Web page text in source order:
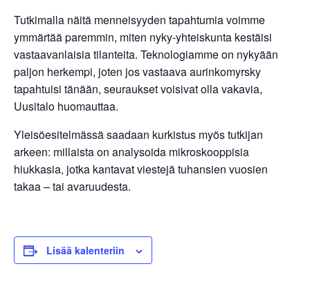
Tutkimalla näitä menneisyyden tapahtumia voimme
ymmärtää paremmin, miten nyky-yhteiskunta kestäisi
vastaavanlaisia tilanteita. Teknologiamme on nykyään
paljon herkempi, joten jos vastaava aurinkomyrsky
tapahtuisi tänään, seuraukset voisivat olla vakavia,
Uusitalo huomauttaa.
Yleisöesitelmässä saadaan kurkistus myös tutkijan
arkeen: millaista on analysoida mikroskooppisia
hiukkasia, jotka kantavat viestejä tuhansien vuosien
takaa – tai avaruudesta.
Lisää kalenteriin